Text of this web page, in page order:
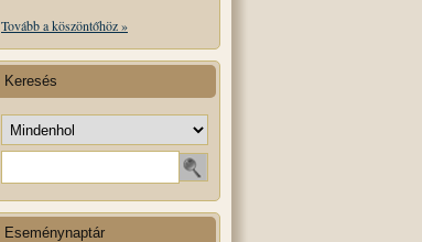
Tovább a köszöntőhöz »
Keresés
Keresés helye
Eseménynaptár